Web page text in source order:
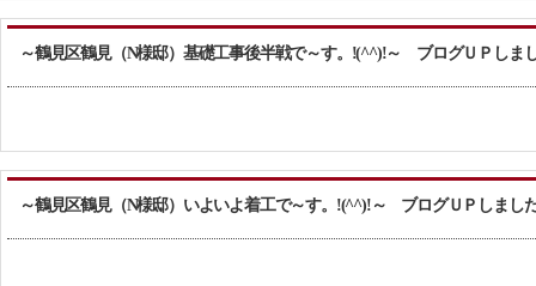
～鶴見区鶴見（N様邸）基礎工事後半戦で～す。!(^^)!～ ブログＵＰしま
～鶴見区鶴見（N様邸）いよいよ着工で～す。!(^^)!～ ブログＵＰしまし